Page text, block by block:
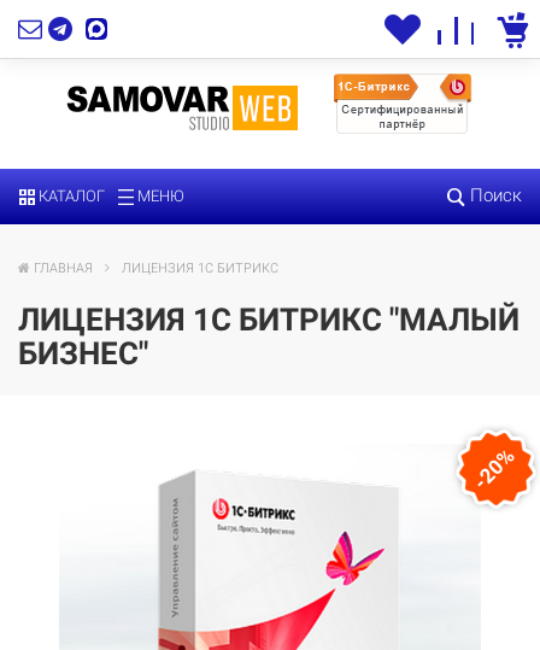
КАТАЛОГ МЕНЮ Поиск
ГЛАВНАЯ ЛИЦЕНЗИЯ 1С БИТРИКС
ЛИЦЕНЗИЯ 1С БИТРИКС "МАЛЫЙ
БИЗНЕС"
-20%